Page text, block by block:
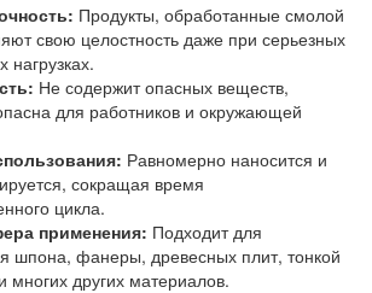
Продукты, обработанные смолой
свою целостность даже при серьезных
нагрузках.
Не содержит опасных веществ,
для работников и окружающей
Равномерно наносится и
сокращая время
цикла.
применения: Подходит для
шпона, фанеры, древесных плит, тонкой
многих других материалов.